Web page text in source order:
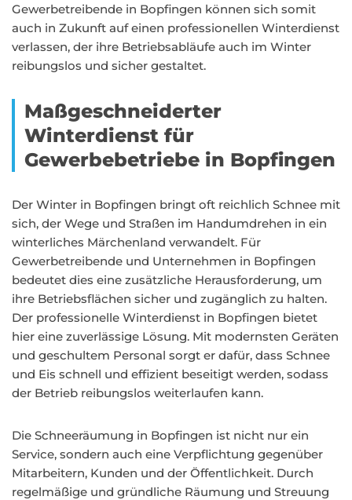
Gewerbetreibende in Bopfingen können sich somit
auch in Zukunft auf einen professionellen Winterdienst
verlassen, der ihre Betriebsabläufe auch im Winter
reibungslos und sicher gestaltet.
Maßgeschneiderter
Winterdienst für
Gewerbebetriebe in Bopfingen
Der Winter in Bopfingen bringt oft reichlich Schnee mit
sich, der Wege und Straßen im Handumdrehen in ein
winterliches Märchenland verwandelt. Für
Gewerbetreibende und Unternehmen in Bopfingen
bedeutet dies eine zusätzliche Herausforderung, um
ihre Betriebsflächen sicher und zugänglich zu halten.
Der professionelle Winterdienst in Bopfingen bietet
hier eine zuverlässige Lösung. Mit modernsten Geräten
und geschultem Personal sorgt er dafür, dass Schnee
und Eis schnell und effizient beseitigt werden, sodass
der Betrieb reibungslos weiterlaufen kann.
Die Schneeräumung in Bopfingen ist nicht nur ein
Service, sondern auch eine Verpflichtung gegenüber
Mitarbeitern, Kunden und der Öffentlichkeit. Durch
regelmäßige und gründliche Räumung und Streuung